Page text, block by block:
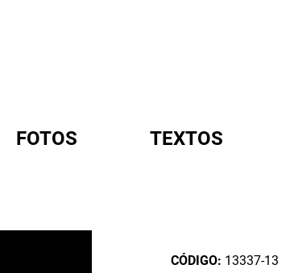
FOTOS TEXTOS
CÓDIGO: 13337-13